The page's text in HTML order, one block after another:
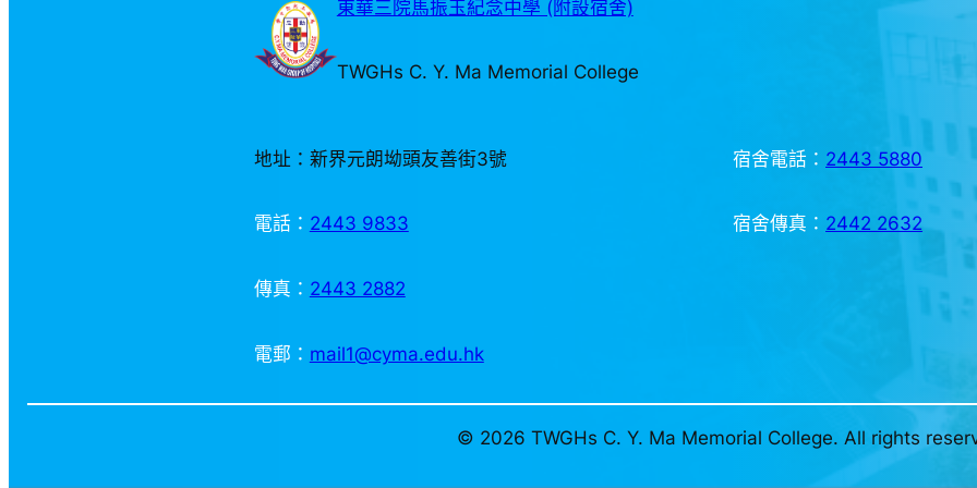
東華三院馬振玉紀念中學 (附設宿舍)
TWGHs C. Y. Ma Memorial College
地址：新界元朗坳頭友善街3號
電話： 2443 9833
傳真： 2443 2882
電郵： mail1@cyma.edu.hk
宿舍電話： 2443 5880
宿舍傳真： 2442 2632
© 2026 TWGHs C. Y. Ma Memorial College. All rights